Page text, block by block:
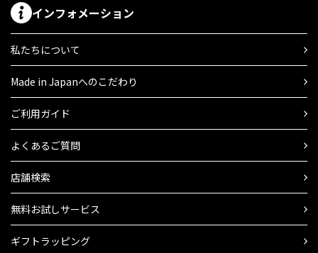
インフォメーション
私たちについて
Made in Japanへのこだわり
ご利用ガイド
よくあるご質問
店舗検索
無料お試しサービス
ギフトラッピング